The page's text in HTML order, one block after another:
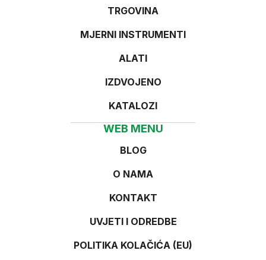
TRGOVINA
MJERNI INSTRUMENTI
ALATI
IZDVOJENO
KATALOZI
WEB MENU
BLOG
O NAMA
KONTAKT
UVJETI I ODREDBE
POLITIKA KOLAČIĆA (EU)